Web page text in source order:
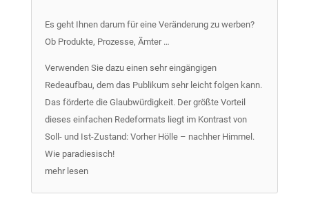
Es geht Ihnen darum für eine Veränderung zu werben?
Ob Produkte, Prozesse, Ämter …
Verwenden Sie dazu einen sehr eingängigen
Redeaufbau, dem das Publikum sehr leicht folgen kann.
Das förderte die Glaubwürdigkeit. Der größte Vorteil
dieses einfachen Redeformats liegt im Kontrast von
Soll- und Ist-Zustand: Vorher Hölle – nachher Himmel.
Wie paradiesisch!
mehr lesen